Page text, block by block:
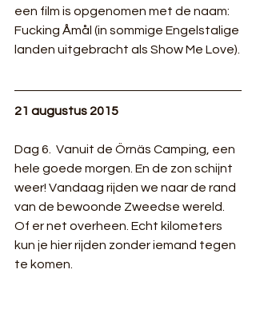
een film is opgenomen met de naam:
Fucking Åmål (in sommige Engelstalige
landen uitgebracht als Show Me Love).
21 augustus 2015
Dag 6.  Vanuit de Örnäs Camping, een
hele goede morgen. En de zon schijnt
weer! Vandaag rijden we naar de rand
van de bewoonde Zweedse wereld.
Of er net overheen. Echt kilometers
kun je hier rijden zonder iemand tegen
te komen.